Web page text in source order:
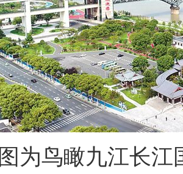
图为鸟瞰九江长